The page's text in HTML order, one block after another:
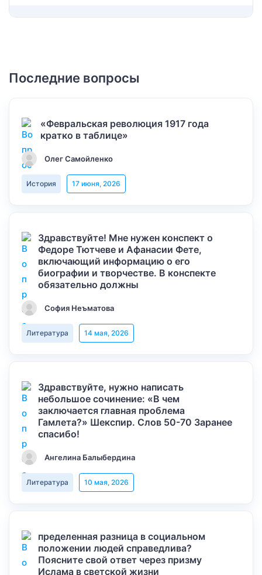
Последние вопросы
«Февральская революция 1917 года
кратко в таблице»
Олег Самойленко
История 17 июня, 2026
Здравствуйте! Мне нужен конспект о
Федоре Тютчеве и Афанасии Фете,
включающий информацию о его
биографии и творчестве. В конспекте
обязательно должны
София Неъматова
Литература 14 мая, 2026
Здравствуйте, нужно написать
небольшое сочинение: «В чем
заключается главная проблема
Гамлета?» Шекспир. Слов 50-70 Заранее
спасибо!
Ангелина Балыбердина
Литература 10 мая, 2026
пределенная разница в социальном
положении людей справедлива?
Поясните свой ответ через призму
Ислама в светской жизни